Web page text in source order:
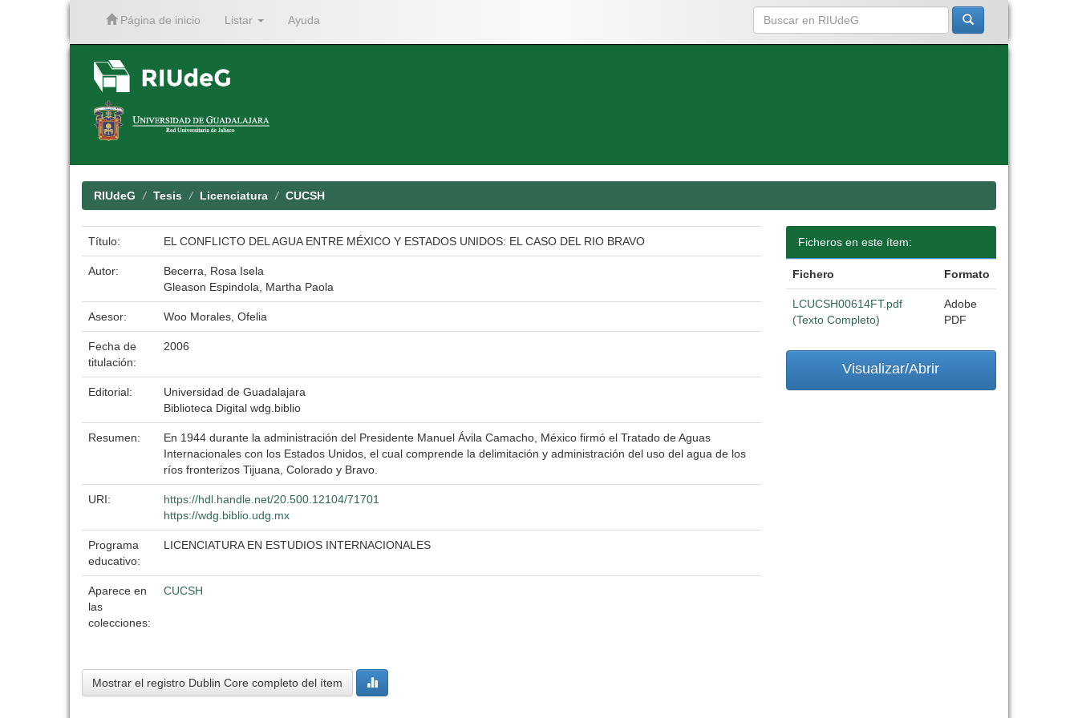
Página de inicio Listar Ayuda
RIUdeG Tesis Licenciatura CUCSH
Título: EL CONFLICTO DEL AGUA ENTRE MÉXICO Y ESTADOS UNIDOS: EL CASO DEL RIO BRAVO
Autor:
Becerra, Rosa Isela
Gleason Espindola, Martha Paola
Asesor: Woo Morales, Ofelia
Fecha de
titulación:
2006
Editorial:
Universidad de Guadalajara
Biblioteca Digital wdg.biblio
Resumen:
En 1944 durante la administración del Presidente Manuel Ávila Camacho, México firmó el Tratado de Aguas
Internacionales con los Estados Unidos, el cual comprende la delimitación y administración del uso del agua de los
ríos fronterizos Tijuana, Colorado y Bravo.
URI:
https://hdl.handle.net/20.500.12104/71701
https://wdg.biblio.udg.mx
Programa
educativo:
LICENCIATURA EN ESTUDIOS INTERNACIONALES
Aparece en
las
colecciones:
CUCSH
Mostrar el registro Dublin Core completo del ítem
Ficheros en este ítem:
Fichero Formato
LCUCSH00614FT.pdf
(Texto Completo)
Adobe
PDF
Visualizar/Abrir